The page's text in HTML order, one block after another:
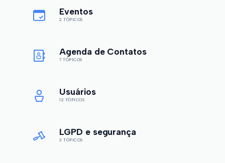
Eventos
2 TÓPICOS
Agenda de Contatos
7 TÓPICOS
Usuários
12 TÓPICOS
LGPD e segurança
3 TÓPICOS